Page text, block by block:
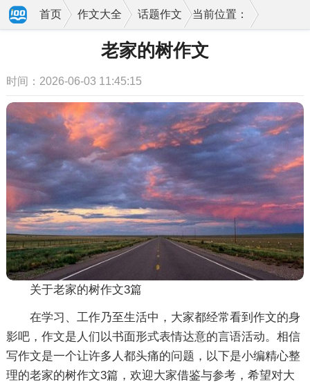
当前位置：
首页 作文大全 话题作文
老家的树作文
时间：2026-06-03 11:45:15
关于老家的树作文3篇
在学习、工作乃至生活中，大家都经常看到作文的身
影吧，作文是人们以书面形式表情达意的言语活动。相信
写作文是一个让许多人都头痛的问题，以下是小编精心整
理的老家的树作文3篇，欢迎大家借鉴与参考，希望对大